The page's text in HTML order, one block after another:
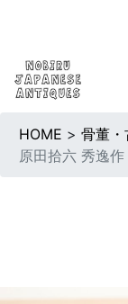
HOME > 骨董
原田拾六 秀逸